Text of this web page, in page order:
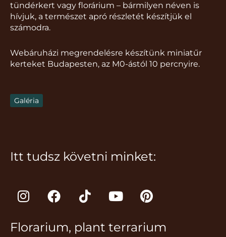
tündérkert vagy florárium – bármilyen néven is
hívjuk, a természet apró részletét készítjük el
számodra.
Webáruházi megrendelésre készítünk miniatűr
kerteket Budapesten, az M0-ástól 10 percnyire.
Galéria
Itt tudsz követni minket:
I
n
t
F
a
e
T
i
t
Y
o
t
P
i
t
Florarium, plant terrarium